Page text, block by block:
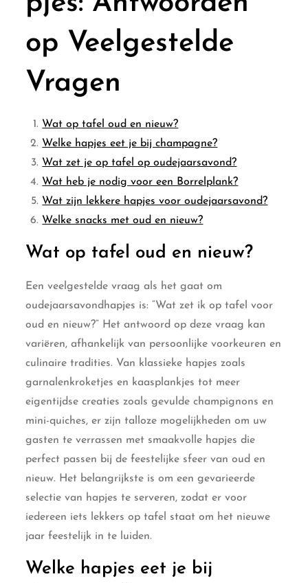
op Veelgestelde
Vragen
Wat op tafel oud en nieuw?
Welke hapjes eet je bij champagne?
Wat zet je op tafel op oudejaarsavond?
Wat heb je nodig voor een Borrelplank?
Wat zijn lekkere hapjes voor oudejaarsavond?
Welke snacks met oud en nieuw?
Wat op tafel oud en nieuw?
Een veelgestelde vraag als het gaat om
oudejaarsavondhapjes is: “Wat zet ik op tafel voor
oud en nieuw?” Het antwoord op deze vraag kan
variëren, afhankelijk van persoonlijke voorkeuren en
culinaire tradities. Van klassieke hapjes zoals
garnalenkroketjes en kaasplankjes tot meer
eigentijdse creaties zoals gevulde champignons en
mini-quiches, er zijn talloze mogelijkheden om uw
gasten te verrassen met smaakvolle hapjes die
perfect passen bij de feestelijke sfeer van oud en
nieuw. Het belangrijkste is om een gevarieerde
selectie van hapjes te serveren, zodat er voor
iedereen iets lekkers op tafel staat om het nieuwe
jaar feestelijk in te luiden.
Welke hapjes eet je bij